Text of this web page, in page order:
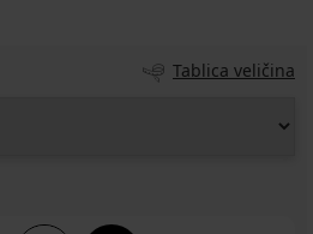
Tablica veličina